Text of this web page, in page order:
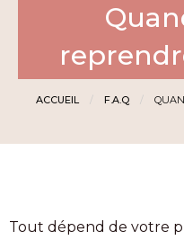
ACCUEIL F.A.Q
Tout dépend de votre